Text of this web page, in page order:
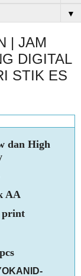
▼
| JAM
DIGITAL
STIK ES
dan High
AA
print